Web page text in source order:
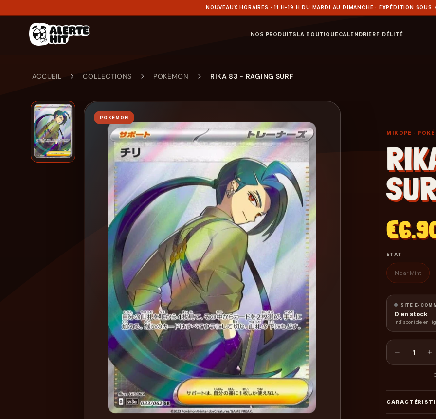
NOUVEAUX HORAIRES · 11 H–19 H DU MARDI AU DIMANCHE · EXPÉDITION SOUS
NOS PRODUITS LA BOUTIQUECALENDRIERFIDÉLITÉ
ACCUEIL COLLECTIONS POKÉMON RIKA 83 - RAGING SURF
POKÉMON
MIKOPE ·
ÉTAT
Near Mint
SITE E-
0 en stock
Indisponible en
− 1 +